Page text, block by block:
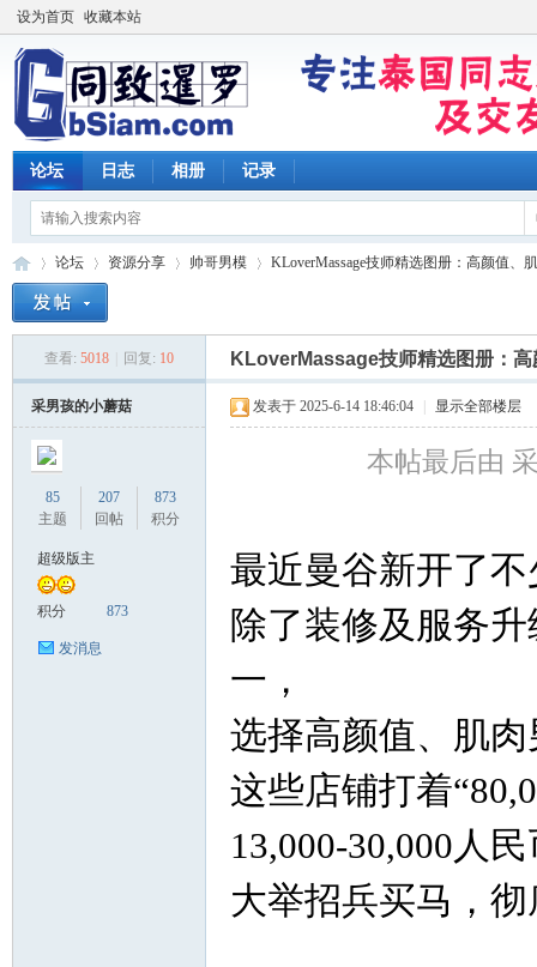
设为首页 收藏本站
论坛 日志 相册 记录
论坛
›
资源分享
›
帅哥男模
›
KLoverMassage技师精选图册：高颜值、
查看: 5018 回复: 10 KLoverMassage技师精选图册：
采男孩的小蘑菇
85
主题
207
回帖
873
积分
超级版主
积分 873
发消息
发表于 2025-6-14 18:46:04 显示全部楼层
本帖最后由
最近曼谷新开了
除了装修及服务
一，
选择高颜值、肌
这些店铺打着
13,000-30,000人
大举招兵买马，